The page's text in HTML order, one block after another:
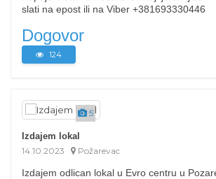
slati na epost ili na Viber +381693330446
Dogovor
124
5
Izdajem lokal
14.10.2023
Požarevac
Izdajem odlican lokal u Evro centru u